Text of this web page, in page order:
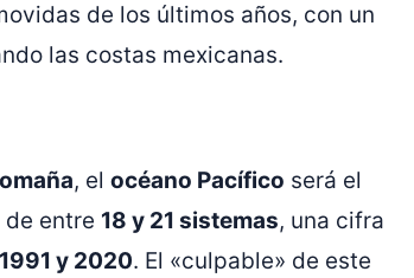
de los últimos años, con un
las costas mexicanas.
, el océano Pacífico será el
entre 18 y 21 sistemas, una cifra
1991 y 2020. El «culpable» de este